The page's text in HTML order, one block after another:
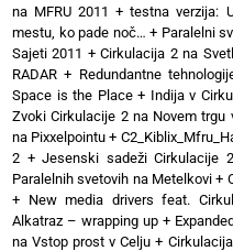
na MFRU 2011 +testna verzija:
mestu, ko pade noč… + Paralelni
Sajeti 2011 +Cirkulacija 2 na
RADAR + Redundantne
Space is the Place+ Indija v
Zvoki Cirkulacije 2 na Novem trgu
na Pixxelpointu +
2 +Jesenski sadeži Cirkulacije 2
Paralelnih svetovih na Metelkovi+
+ New media drivers feat.
Alkatraz – wrapping up +
na Vstop prost v Celju +